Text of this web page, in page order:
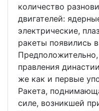
количество
двигателей:
электрические,
ракеты появились
правления
же как и первые
Ракета,
силе, возникшей